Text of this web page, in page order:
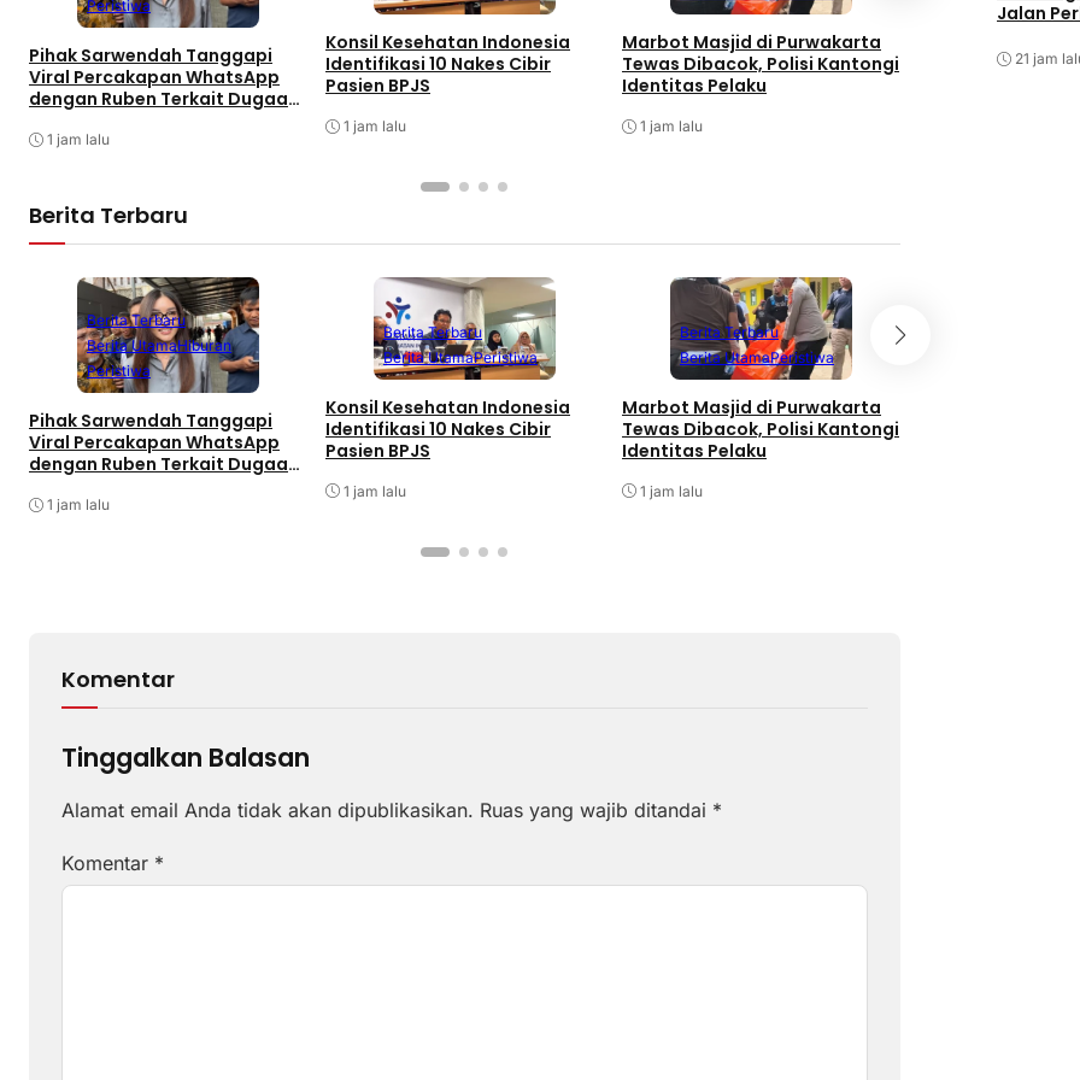
Peristiwa
Pihak Sarwendah Tanggapi
Viral Percakapan WhatsApp
dengan Ruben Terkait Dugaan
1 jam lalu
Konsil Kesehatan Indonesia
Identifikasi 10 Nakes Cibir
Pasien BPJS
1 jam lalu
Marbot Masjid di Purwakarta
Tewas Dibacok, Polisi Kantongi
Identitas Pelaku
1 jam lalu
Berita Utama
Polda Jabar
Berita Terbaru
Berita Terbaru
Berita UtamaHiburan
Peristiwa
Pihak Sarwendah Tanggapi
Viral Percakapan WhatsApp
dengan Ruben Terkait Dugaan
1 jam lalu
Berita Terbaru
Berita UtamaPeristiwa
Konsil Kesehatan Indonesia
Identifikasi 10 Nakes Cibir
Pasien BPJS
1 jam lalu
Berita Terbaru
Berita UtamaPeristiwa
Marbot Masjid di Purwakarta
Tewas Dibacok, Polisi Kantongi
Identitas Pelaku
1 jam lalu
Komentar
Tinggalkan Balasan
Alamat email Anda tidak akan dipublikasikan. Ruas yang wajib ditandai *
Komentar *
Jalan
21 jam